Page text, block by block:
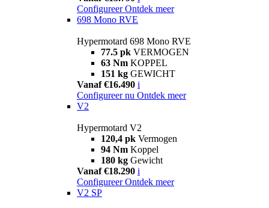
Configureer Ontdek meer
698 Mono RVE
Hypermotard 698 Mono RVE
77.5 pk VERMOGEN
63 Nm KOPPEL
151 kg GEWICHT
Vanaf €16.490 i
Configureer nu Ontdek meer
V2
Hypermotard V2
120,4 pk Vermogen
94 Nm Koppel
180 kg Gewicht
Vanaf €18.290 i
Configureer Ontdek meer
V2 SP